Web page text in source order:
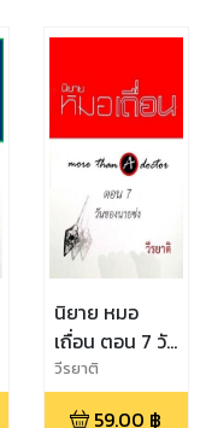
นิยาย หมอ
เถื่อน ตอน 7 วัน
ของนายซ่ง
วีรยาติ
59.00 ฿